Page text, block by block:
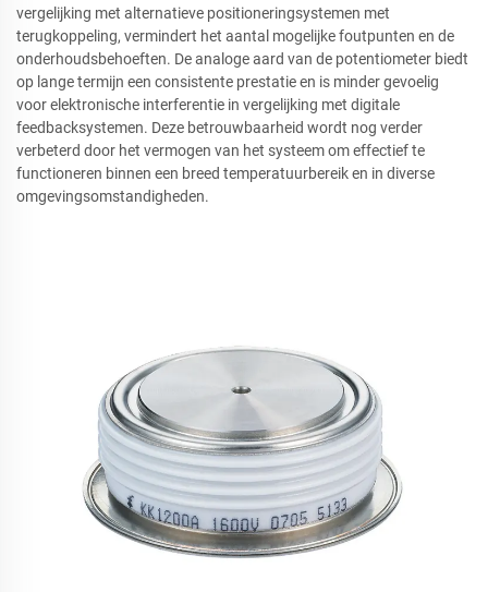
vergelijking met alternatieve positioneringsystemen met
terugkoppeling, vermindert het aantal mogelijke foutpunten en de
onderhoudsbehoeften. De analoge aard van de potentiometer biedt
op lange termijn een consistente prestatie en is minder gevoelig
voor elektronische interferentie in vergelijking met digitale
feedbacksystemen. Deze betrouwbaarheid wordt nog verder
verbeterd door het vermogen van het systeem om effectief te
functioneren binnen een breed temperatuurbereik en in diverse
omgevingsomstandigheden.